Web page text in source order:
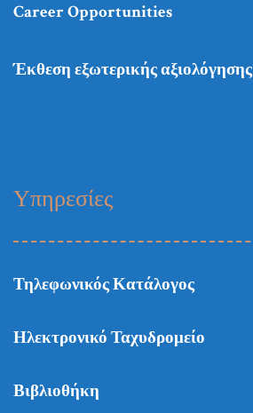
Career Opportunities
Έκθεση εξωτερικής αξιολόγησης
Υπηρεσίες
Τηλεφωνικός Κατάλογος
Ηλεκτρονικό Ταχυδρομείο
Βιβλιοθήκη